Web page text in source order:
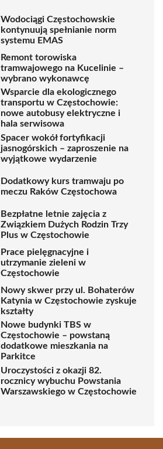
Wodociągi Częstochowskie
kontynuują spełnianie norm
systemu EMAS
Remont torowiska
tramwajowego na Kucelinie –
wybrano wykonawcę
Wsparcie dla ekologicznego
transportu w Częstochowie:
nowe autobusy elektryczne i
hala serwisowa
Spacer wokół fortyfikacji
jasnogórskich – zaproszenie na
wyjątkowe wydarzenie
Dodatkowy kurs tramwaju po
meczu Raków Częstochowa
Bezpłatne letnie zajęcia z
Związkiem Dużych Rodzin Trzy
Plus w Częstochowie
Prace pielęgnacyjne i
utrzymanie zieleni w
Częstochowie
Nowy skwer przy ul. Bohaterów
Katynia w Częstochowie zyskuje
kształty
Nowe budynki TBS w
Częstochowie – powstaną
dodatkowe mieszkania na
Parkitce
Uroczystości z okazji 82.
rocznicy wybuchu Powstania
Warszawskiego w Częstochowie